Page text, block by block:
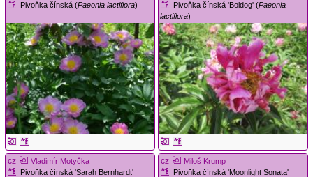
Pivoňka čínská (Paeonia lactiflora)
Pivoňka čínská 'Boldog' (Paeonia
lactiflora)
cz
Vladimír Motyčka
Pivoňka čínská 'Sarah Bernhardt'
cz
Miloš Krump
Pivoňka čínská 'Moonlight Sonata'